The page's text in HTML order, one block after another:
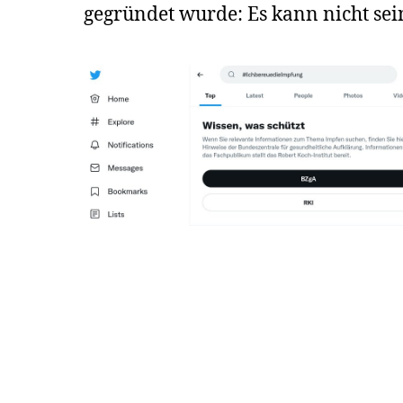
gegründet wurde: Es kann nicht